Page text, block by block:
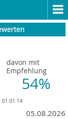
davon mit
Empfehlung
54%
01.01.14
05.08.2026